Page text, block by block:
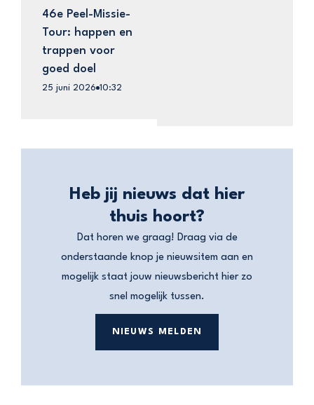
46e Peel-Missie-
Tour: happen en
trappen voor
goed doel
25 juni 2026 10:32
Heb jij nieuws dat hier
thuis hoort?
Dat horen we graag! Draag via de
onderstaande knop je nieuwsitem aan en
mogelijk staat jouw nieuwsbericht hier zo
snel mogelijk tussen.
NIEUWS MELDEN